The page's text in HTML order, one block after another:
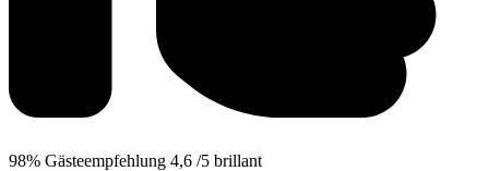
98% Gästeempfehlung 4,6 /5 brillant